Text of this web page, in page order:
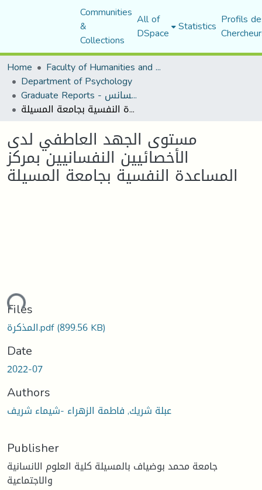
Communities
&
Collections
All of
DSpace Statistics Profils
Home
Faculty of Humanities and Social Sciences
Department of Psychology
Graduate Reports - تقارير الليسانس
مستوى الجهد العاطفي لدى الأخصائيين النفسانيين بمركز المساعدة النفسية بجامعة المسيلة
مستوى الجهد العاطفي لدى
الأخصائيين النفسانيين بمركز
المساعدة النفسية بجامعة المسيلة
Files
المذكرة.pdf(899.56 KB)
Date
2022-07
Authors
عبلة شريك, فاطمة الزهراء -شيماء شريف
Publisher
جامعة محمد بوضياف بالمسيلة كلية العلوم الانسانية
والاجتماعية